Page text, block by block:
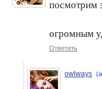
посмотрим
огромным
Ответить
owlways